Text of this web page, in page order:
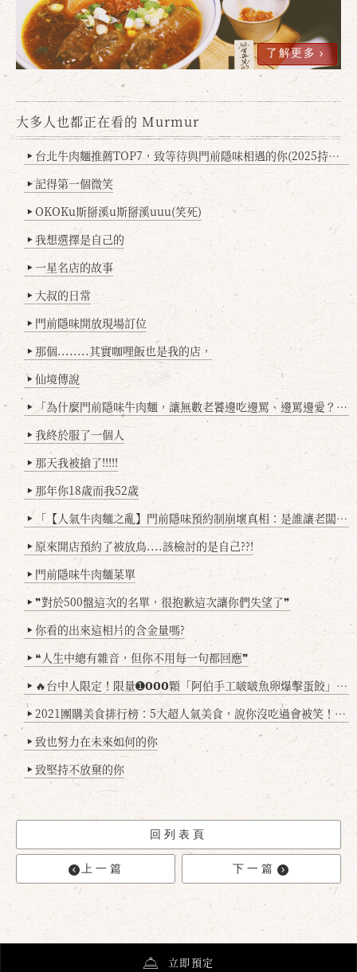
了解更多
大多人也都正在看的 Murmur
▶ 台北牛肉麵推薦TOP7，致等待與門前隱味相遇的你(2025持續更新
▶ 記得第一個微笑
▶ OKOKu斯掰溪u斯掰溪uuu(笑死)
▶ 我想選擇是自己的
▶ 一星名店的故事
▶ 大叔的日常
▶ 門前隱味開放現場訂位
▶ 那個........其實咖哩飯也是我的店，
▶ 仙境傳說
▶ 「為什麼門前隱味牛肉麵，讓無數老饕邊吃邊罵、邊罵邊愛？小辣雞揭密！」
▶ 我終於服了一個人
▶ 那天我被搶了!!!!!
▶ 那年你18歲而我52歲
▶ 「【人氣牛肉麵之亂】門前隱味預約制崩壞真相：是誰讓老闆心灰意冷？」
▶ 原來開店預約了被放鳥....該檢討的是自己??!
▶ 門前隱味牛肉麵菜單
▶ ❞對於500盤這次的名單，很抱歉這次讓你們失望了❞
▶ 你看的出來這相片的含金量嗎?
▶ ❝人生中總有雜音，但你不用每一句都回應❞
▶ 🔥台中人限定！限量➊𝟬𝟬𝟬顆「阿伯手工啵啵魚卵爆擊蛋餃」台北已被搶爆2萬顆，最後名額門前隱味只留給你！🥟💥
▶ 2021團購美食排行榜：5大超人氣美食，說你沒吃過會被笑！(持續更新
▶ 致也努力在未來如何的你
▶ 致堅持不放棄的你
回列表頁
上一篇 下一篇
立即預定